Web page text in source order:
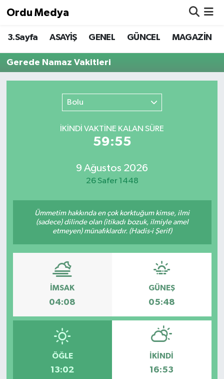
Ordu Medya
3.Sayfa ASAYİŞ GENEL GÜNCEL MAGAZİN
Gerede Namaz Vakitleri
Bolu
İKINDI VAKTİNE KALAN SÜRE
59:55
9 Ağustos 2026
26 Safer 1448
Ümmetim hakkında en çok korktuğum kimse, ilmi
(sadece) dilinde olan (itikadı bozuk, ilmiyle amel
etmeyen) münafıklardır. (Hadis-i Şerif)
İMSAK
04:08
GÜNEŞ
05:48
ÖĞLE
13:02
İKINDI
16:53
ASAYİŞ
Basketbol
GÜNCEL
MAGAZİN
OTOMOBİL
SAGLIK
SİYASET
Nöbetçi Eczaneler
Hava Durumu
Süper Lig Puan Durumu ve Fikstür
Tüm Manşetler
Haber Arşivi